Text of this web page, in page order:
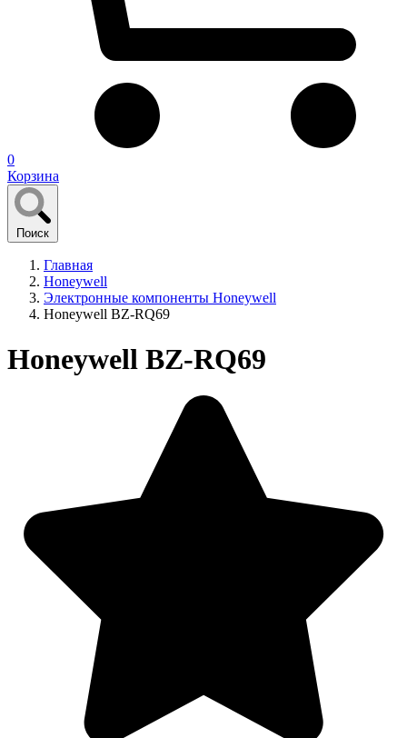
0
Корзина
Поиск
Главная
Honeywell
Электронные компоненты Honeywell
Honeywell BZ-RQ69
Honeywell BZ-RQ69